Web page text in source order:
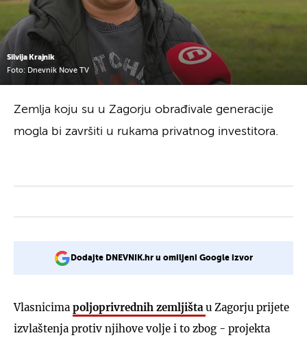
Silvija Krajnik
Foto: Dnevnik Nove TV
Zemlja koju su u Zagorju obrađivale generacije
mogla bi završiti u rukama privatnog investitora.
Dodajte DNEVNIK.hr u omiljeni Google izvor
Vlasnicima poljoprivrednih zemljišta u Zagorju prijete
izvlaštenja protiv njihove volje i to zbog - projekta